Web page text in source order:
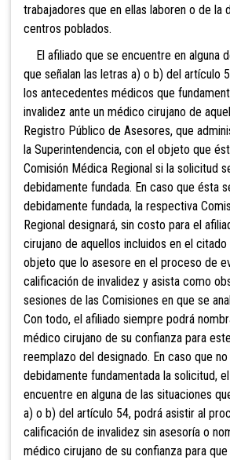
trabajadores que en ellas laboren o de la
centros poblados.
El afiliado que se encuentre en alguna
que señalan las letras a) o b) del artículo
los antecedentes médicos que
invalidez ante un médico cirujano de
Registro Público de Asesores, que
la Superintendencia, con el objeto que
Comisión Médica Regional si la solicitud
debidamente fundada. En caso que ésta
debidamente fundada, la respectiva
Regional designará, sin costo para el
cirujano de aquellos incluidos en el
objeto que lo asesore en el proceso de
calificación de invalidez y asista como
sesiones de las Comisiones en que se
Con todo, el afiliado siempre podrá
médico cirujano de su confianza para
reemplazo del designado. En caso que
debidamente fundamentada la solicitud,
encuentre en alguna de las situaciones
a) o b) del artículo 54, podrá asistir al
calificación de invalidez sin asesoría o
médico cirujano de su confianza para